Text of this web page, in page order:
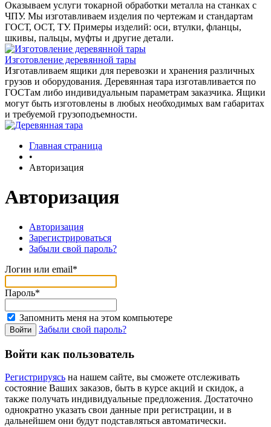
Оказываем услуги токарной обработки металла на станках с
ЧПУ. Мы изготавливаем изделия по чертежам и стандартам
ГОСТ, ОСТ, ТУ. Примеры изделий: оси, втулки, фланцы,
шкивы, пальцы, муфты и другие детали.
Изготовление деревянной тары
Изготавливаем ящики для перевозки и хранения различных
грузов и оборудования. Деревянная тара изготавливается по
ГОСТам либо индивидуальным параметрам заказчика. Ящики
могут быть изготовлены в любых необходимых вам габаритах
и требуемой грузоподъемности.
Главная страница
•
Авторизация
Авторизация
Авторизация
Зарегистрироваться
Забыли свой пароль?
Логин или email*
Пароль*
Запомнить меня на этом компьютере
Забыли свой пароль?
Войти как пользователь
Регистрируясь на нашем сайте, вы сможете отслеживать
состояние Ваших заказов, быть в курсе акций и скидок, а
также получать индивидуальные предложения. Достаточно
однократно указать свои данные при регистрации, и в
дальнейшем они будут подставляться автоматически.